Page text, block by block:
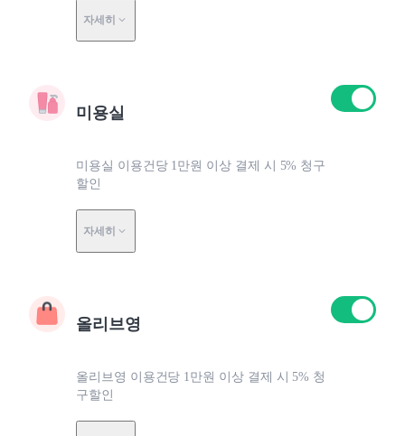
자세히
미용실
미용실 이용건당 1만원 이상 결제 시 5% 청구
할인
자세히
올리브영
올리브영 이용건당 1만원 이상 결제 시 5% 청
구할인